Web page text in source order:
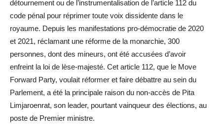
détournement ou de l’instrumentalisation de l’article 112 du
code pénal pour réprimer toute voix dissidente dans le
royaume. Depuis les manifestations pro-démocratie de 2020
et 2021, réclamant une réforme de la monarchie, 300
personnes, dont des mineurs, ont été accusées d’avoir
enfreint la loi de lèse-majesté. Cet article 112, que le Move
Forward Party, voulait réformer et faire débattre au sein du
Parlement, a été la principale raison du non-accès de Pita
Limjaroenrat, son leader, pourtant vainqueur des élections, au
poste de Premier ministre.